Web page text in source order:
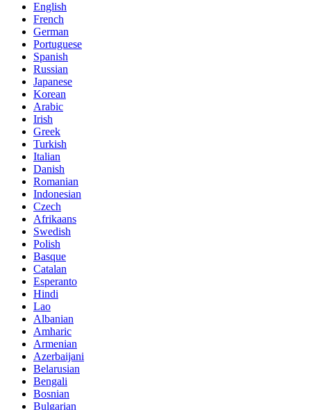
English
French
German
Portuguese
Spanish
Russian
Japanese
Korean
Arabic
Irish
Greek
Turkish
Italian
Danish
Romanian
Indonesian
Czech
Afrikaans
Swedish
Polish
Basque
Catalan
Esperanto
Hindi
Lao
Albanian
Amharic
Armenian
Azerbaijani
Belarusian
Bengali
Bosnian
Bulgarian